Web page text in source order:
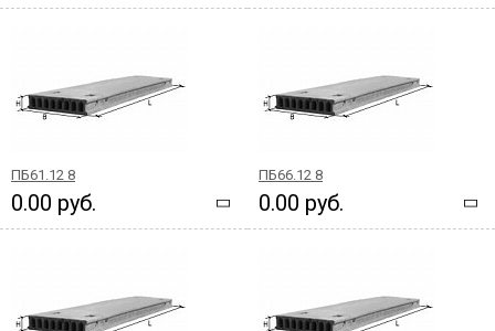
ПБ61.12 8
0.00 руб.
ПБ66.12 8
0.00 руб.